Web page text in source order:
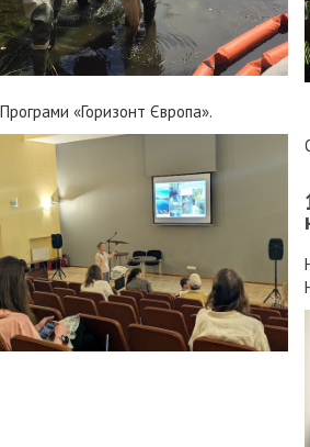
Програми «Горизонт Європа».